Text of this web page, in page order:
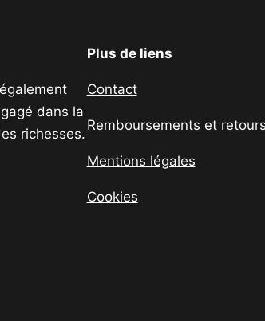
dans la
richesses.
Plus de liens
Contact
Remboursements et
Mentions légales
Cookies